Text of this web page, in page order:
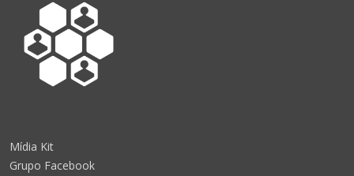
Mídia Kit
Grupo Facebook